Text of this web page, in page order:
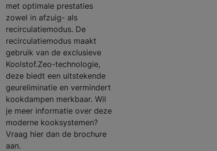
met optimale prestaties
zowel in afzuig- als
recirculatiemodus. De
recirculatiemodus maakt
gebruik van de exclusieve
Koolstof.Zeo-technologie,
deze biedt een uitstekende
geureliminatie en vermindert
kookdampen merkbaar. Wil
je meer informatie over deze
moderne kooksystemen?
Vraag hier dan de brochure
aan.